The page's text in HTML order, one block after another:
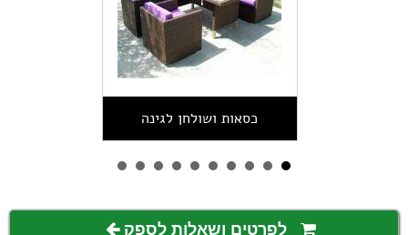
כסאות ושולחן לגינה
לפרטים ושאלות לספק